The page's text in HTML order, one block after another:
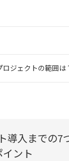
ジェクトの範囲は
導入までの7
ント